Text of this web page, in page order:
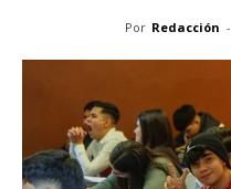
Por Redacción -